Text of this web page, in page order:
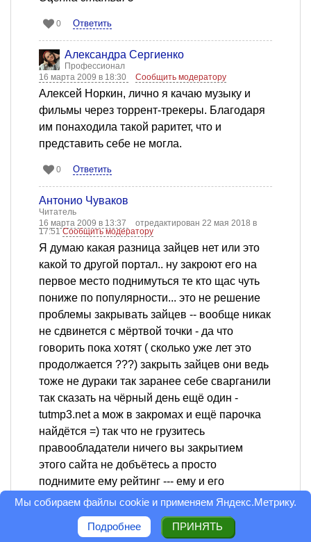
0 Ответить
Александра Сергиенко
Профессионал
16 марта 2009 в 18:30
Сообщить модератору
Алексей Норкин, лично я качаю музыку и
фильмы через торрент-трекеры. Благодаря
им понаходила такой раритет, что и
представить себе не могла.
0 Ответить
Антонио Чуваков
Читатель
16 марта 2009 в 13:37
отредактирован 22 мая 2018 в
17:51Сообщить модератору
Я думаю какая разница зайцев нет или это
какой то другой портал.. ну закроют его на
первое место поднимуться те кто щас чуть
пониже по популярности... это не решение
проблемы закрывать зайцев -- вообще никак
не сдвинется с мёртвой точки - да что
говорить пока хотят ( сколько уже лет это
продолжается ???) закрыть зайцев они ведь
тоже не дураки так заранее себе сварганили
так сказать на чёрный день ещё один -
tutmp3.net а мож в закромах и ещё парочка
найдётся =) так что не грузитесь
правообладатели ничего вы закрытием
этого сайта не добъётесь а просто
поднимите ему рейтинг --- ему и его
клонам...
Ответить
Мы собираем файлы cookie и применяем Яндекс.Метрику.
Подробнее ПРИНЯТЬ